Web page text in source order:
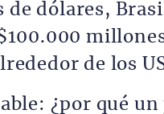
dólares,
de los
¿por qué